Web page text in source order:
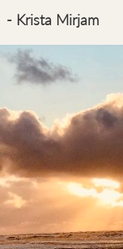
- Krista Mirjam